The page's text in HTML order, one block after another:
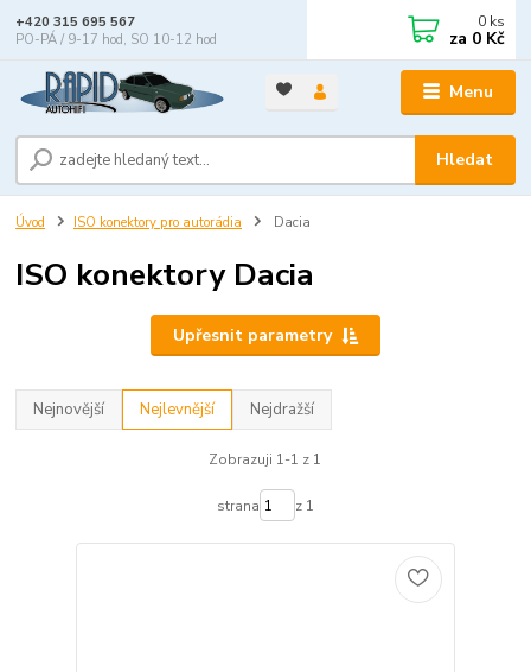
Menu
Hledat
+420 315 695 567
PO-PÁ / 9-17 hod, SO 10-12 hod
0 ks
za 0 Kč
Úvod ISO konektory pro autorádia Dacia
ISO konektory Dacia
Upřesnit parametry
Nejnovější Nejlevnější Nejdražší
Zobrazuji 1-1 z 1
strana z 1